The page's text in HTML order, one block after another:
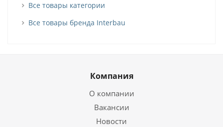
Все товары категории
Все товары бренда Interbau
Компания
О компании
Вакансии
Новости